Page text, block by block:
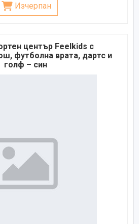
Изчерпан
център Feelkids с
футболна врата, дартс и
голф – син